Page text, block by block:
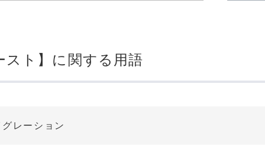
スト】に関する用語
レーション